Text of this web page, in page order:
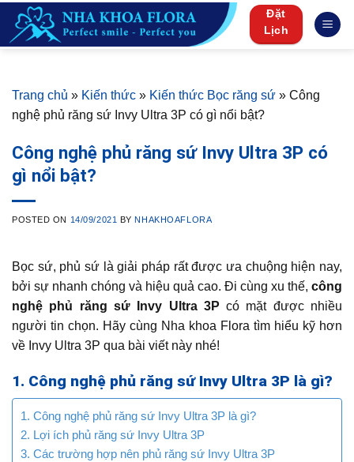
content
Đặt
Lịch
Trang chủ » Kiến thức » Kiến thức Bọc răng sứ » Công
nghệ phủ răng sứ Invy Ultra 3P có gì nổi bật?
Công nghệ phủ răng sứ Invy Ultra 3P có
gì nổi bật?
POSTED ON 14/09/2021 BYNHAKHOAFLORA
Bọc sứ, phủ sứ là giải pháp rất được ưa chuộng hiện nay,
bởi sự nhanh chóng và hiệu quả cao. Đi cùng xu thế, công
nghệ phủ răng sứ Invy Ultra 3P có mặt được nhiều
người tin chọn. Hãy cùng Nha khoa Flora tìm hiểu kỹ hơn
về Invy Ultra 3P qua bài viết này nhé!
1. Công nghệ phủ răng sứ Invy Ultra 3P là gì?
1. Công nghệ phủ răng sứ Invy Ultra 3P là gì?
2. Lợi ích phủ răng sứ Invy Ultra 3P
3. Các trường hợp nên phủ răng sứ Invy Ultra 3P